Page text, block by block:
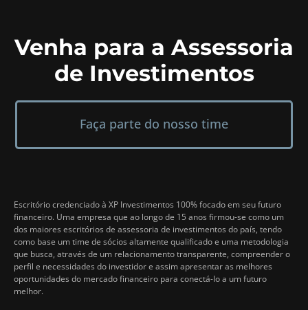
Venha para a Assessoria
de Investimentos
Faça parte do nosso time
Escritório credenciado à XP Investimentos 100% focado em seu futuro
financeiro. Uma empresa que ao longo de 15 anos firmou-se como um
dos maiores escritórios de assessoria de investimentos do país, tendo
como base um time de sócios altamente qualificado e uma metodologia
que busca, através de um relacionamento transparente, compreender o
perfil e necessidades do investidor e assim apresentar as melhores
oportunidades do mercado financeiro para conectá-lo a um futuro
melhor.